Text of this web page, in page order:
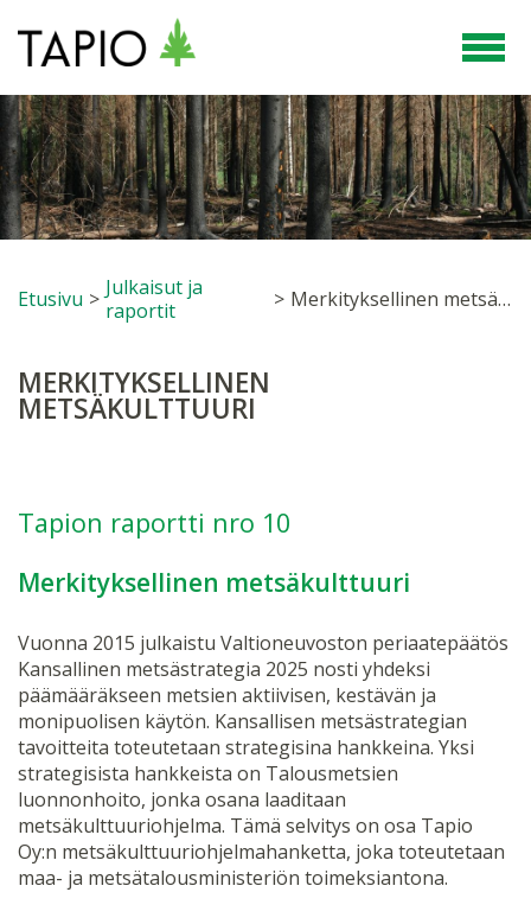
Etusivu > Julkaisut ja
raportit
> Merkityksellinen metsäkulttuuri
MERKITYKSELLINEN
METSÄKULTTUURI
Tapion raportti nro 10
Merkityksellinen metsäkulttuuri
Vuonna 2015 julkaistu Valtioneuvoston periaatepäätös
Kansallinen metsästrategia 2025 nosti yhdeksi
päämääräkseen metsien aktiivisen, kestävän ja
monipuolisen käytön. Kansallisen metsästrategian
tavoitteita toteutetaan strategisina hankkeina. Yksi
strategisista hankkeista on Talousmetsien
luonnonhoito, jonka osana laaditaan
metsäkulttuuriohjelma. Tämä selvitys on osa Tapio
Oy:n metsäkulttuuriohjelmahanketta, joka toteutetaan
maa- ja metsätalousministeriön toimeksiantona.